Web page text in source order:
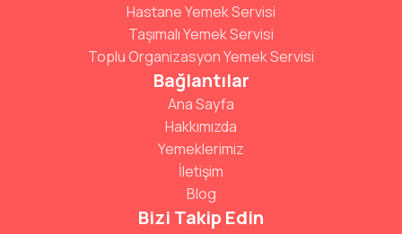
Hastane Yemek Servisi
Taşımalı Yemek Servisi
Toplu Organizasyon Yemek Servisi
Bağlantılar
Ana Sayfa
Hakkımızda
Yemeklerimiz
İletişim
Blog
Bizi Takip Edin